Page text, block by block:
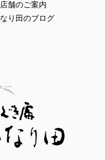
店舗のご案内
なり田のブログ